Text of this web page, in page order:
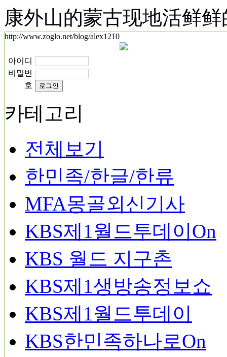
康外山的蒙古现地活鲜
http://www.zoglo.net/blog/alex1210
아이디
비밀번
호
카테고리
전체보기
한민족/한글/한류
MFA몽골외신기사
KBS제1월드투데이On
KBS 월드 지구촌
KBS제1생방송정보쇼
KBS제1월드투데이
KBS한민족하나로On